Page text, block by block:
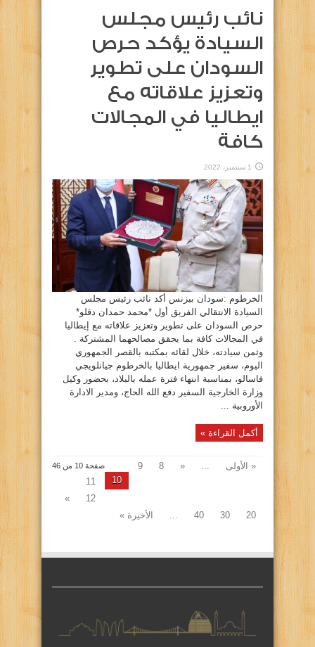
نائب رئيس مجلس
السيادة يؤكد حرص
السودان على تطوير
وتعزيز علاقاته مع
ايطاليا في المجالات
كافة
1 سبتمبر، 2022
الخرطوم :سودان بيزنس أكد نائب رئيس مجلس
السيادة الانتقالي الفريق أول *محمد حمدان دقلو*
حرص السودان على تطوير وتعزيز علاقاته مع إيطاليا
في المجالات كافة بما يحقق مصالحهما المشتركة .
وثمن سيادته، خلال لقائه بمكتبه بالقصر الجمهوري
اليوم، سفير جمهورية ايطاليا بالخرطوم جيانلويجي
فاسالو، بمناسبة انتهاء فترة عمله بالبلاد، بحضور وكيل
وزارة الخارجية السفير دفع الله الحاج، ومدير الادارة
الأوروبية ...
أكمل القراءة »
صفحة 10 من 46 « الأولى ...
«
8
9
10
11
12
»
20
30
40
... الأخيرة »